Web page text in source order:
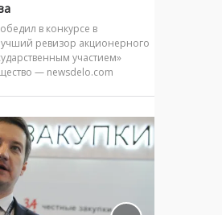
в конкурсе в
ревизор акционерного
участием»
— newsdelo.com